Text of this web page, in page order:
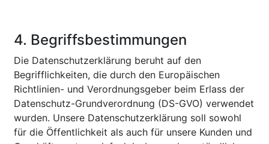
4. Begriffsbestimmungen
Die Datenschutzerklärung beruht auf den
Begrifflichkeiten, die durch den Europäischen
Richtlinien- und Verordnungsgeber beim Erlass der
Datenschutz-Grundverordnung (DS-GVO) verwendet
wurden. Unsere Datenschutzerklärung soll sowohl
für die Öffentlichkeit als auch für unsere Kunden und